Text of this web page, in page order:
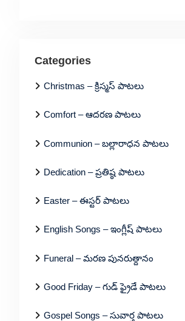
Categories
Christmas – క్రిస్మస్ పాటలు
Comfort – ఆదరణ పాటలు
Communion – బల్లారాధన పాటలు
Dedication – ప్రతిష్ఠ పాటలు
Easter – ఈస్టర్ పాటలు
English Songs – ఇంగ్లీష్ పాటలు
Funeral – మరణ పునరుత్దానం
Good Friday – గుడ్ ఫ్రైడే పాటలు
Gospel Songs – సువార్త పాటలు